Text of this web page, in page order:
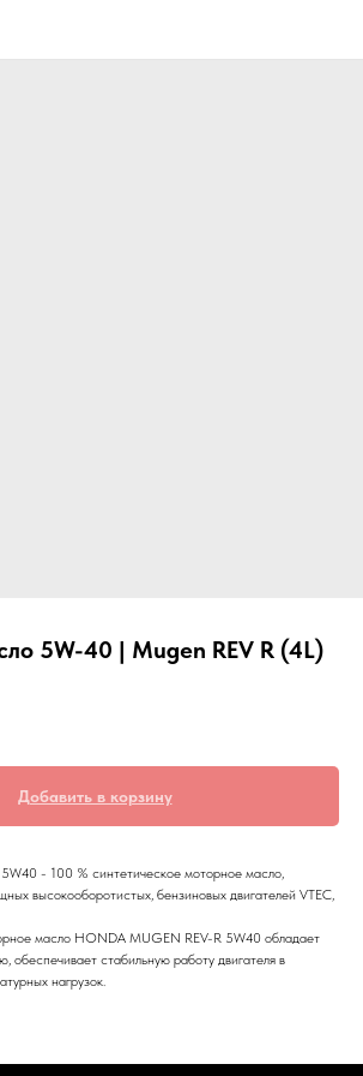
5W-40 | Mugen REV R (4L)
Добавить в корзину
- 100 % синтетическое моторное масло,
высокооборотистых, бензиновых двигателей VTEC,
масло HONDA MUGEN REV-R 5W40 обладает
обеспечивает стабильную работу двигателя в
нагрузок.